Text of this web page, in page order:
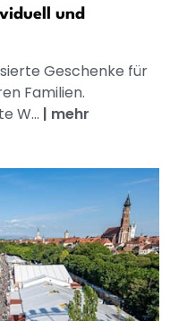
und
Geschenke für
Familien.
W... | mehr